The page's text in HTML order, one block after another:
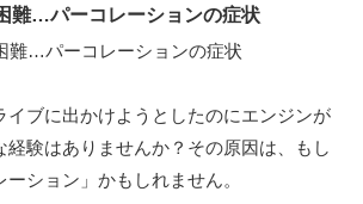
難…パーコレーションの症状
イブに出かけようとしたのにエンジンが
験はありませんか？その原因は、もし
ション」かもしれません。